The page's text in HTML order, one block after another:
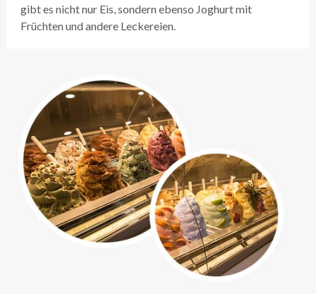
gibt es nicht nur Eis, sondern ebenso Joghurt mit
Früchten und andere Leckereien.